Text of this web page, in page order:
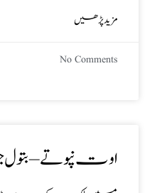
مزید پڑھیں
No Comments
اوت نپوتے – بتول